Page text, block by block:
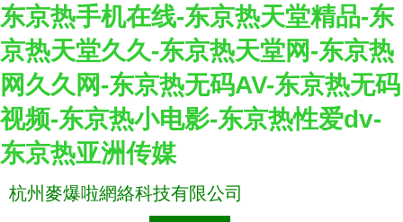
东京热手机在线-东京热天堂精品-东
京热天堂久久-东京热天堂网-东京热
网久久网-东京热无码AV-东京热无码
视频-东京热小电影-东京热性爱dv-
东京热亚洲传媒
杭州麥爆啦網絡科技有限公司